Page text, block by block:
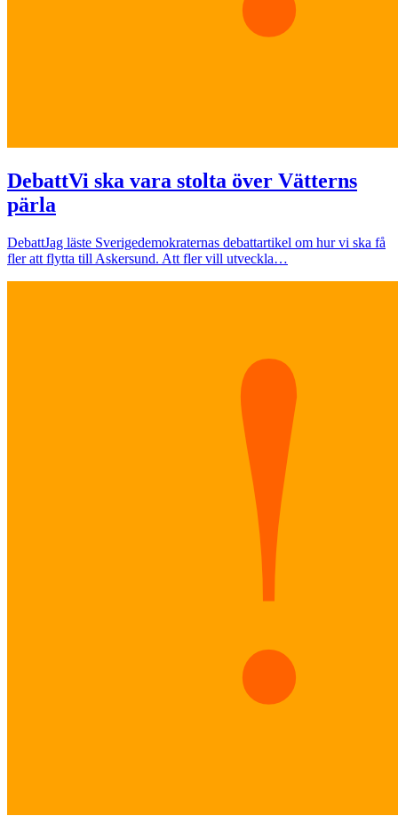
DebattVi ska vara stolta över Vätterns
pärla
DebattJag läste Sverigedemokraternas debattartikel om hur vi ska få
fler att flytta till Askersund. Att fler vill utveckla…